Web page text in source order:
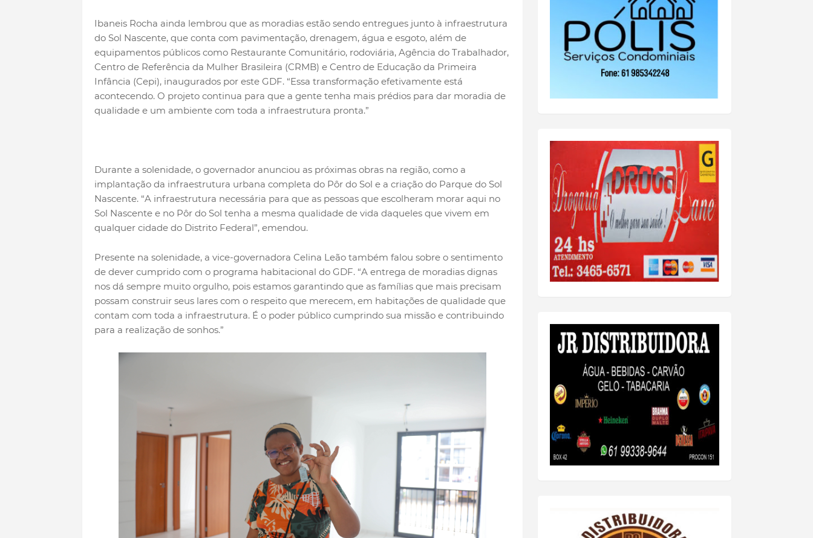
Ibaneis Rocha ainda lembrou que as moradias estão sendo entregues junto à infraestrutura
do Sol Nascente, que conta com pavimentação, drenagem, água e esgoto, além de
equipamentos públicos como Restaurante Comunitário, rodoviária, Agência do Trabalhador,
Centro de Referência da Mulher Brasileira (CRMB) e Centro de Educação da Primeira
Infância (Cepi), inaugurados por este GDF. “Essa transformação efetivamente está
acontecendo. O projeto continua para que a gente tenha mais prédios para dar moradia de
qualidade e um ambiente com toda a infraestrutura pronta.”
Durante a solenidade, o governador anunciou as próximas obras na região, como a
implantação da infraestrutura urbana completa do Pôr do Sol e a criação do Parque do Sol
Nascente. “A infraestrutura necessária para que as pessoas que escolheram morar aqui no
Sol Nascente e no Pôr do Sol tenha a mesma qualidade de vida daqueles que vivem em
qualquer cidade do Distrito Federal”, emendou.
Presente na solenidade, a vice-governadora Celina Leão também falou sobre o sentimento
de dever cumprido com o programa habitacional do GDF. “A entrega de moradias dignas
nos dá sempre muito orgulho, pois estamos garantindo que as famílias que mais precisam
possam construir seus lares com o respeito que merecem, em habitações de qualidade que
contam com toda a infraestrutura. É o poder público cumprindo sua missão e contribuindo
para a realização de sonhos.”